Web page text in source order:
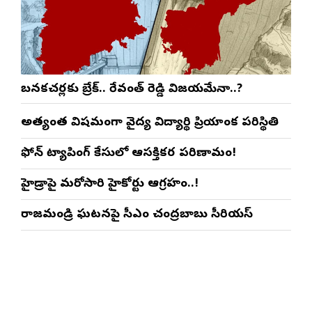
బనకచర్లకు బ్రేక్.. రేవంత్ రెడ్డి విజయమేనా..?
అత్యంత విషమంగా వైద్య విద్యార్థిని ప్రియాంక పరిస్థితి
ఫోన్ ట్యాపింగ్ కేసులో ఆసక్తికర పరిణామం!
హైడ్రాపై మరోసారి హైకోర్టు ఆగ్రహం..!
రాజమండ్రి ఘటనపై సీఎం చంద్రబాబు సీరియస్